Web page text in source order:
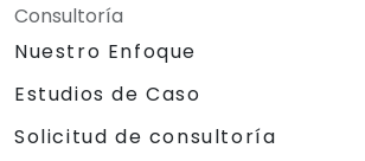
Consultoría
Nuestro Enfoque
Estudios de Caso
Solicitud de consultoría